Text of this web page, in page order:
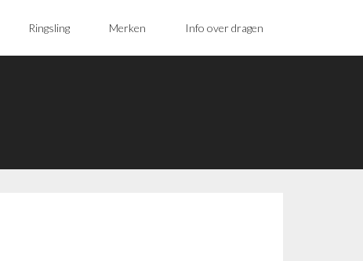
Ringsling Merken Info over dragen